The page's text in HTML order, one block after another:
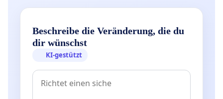
Beschreibe die Veränderung, die du
dir wünschst
KI-gestützt